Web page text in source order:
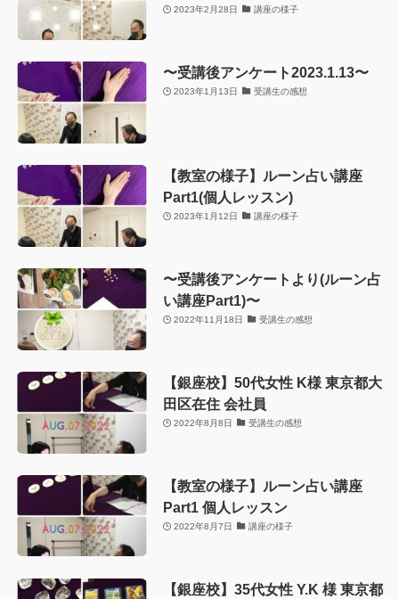
2023年2月28日 講座の様子
〜受講後アンケート2023.1.13〜
2023年1月13日 受講生の感想
【教室の様子】ルーン占い講座
Part1(個人レッスン)
2023年1月12日 講座の様子
〜受講後アンケートより(ルーン占
い講座Part1)〜
2022年11月18日 受講生の感想
【銀座校】50代女性 K様 東京都大
田区在住 会社員
2022年8月8日 受講生の感想
【教室の様子】ルーン占い講座
Part1 個人レッスン
2022年8月7日 講座の様子
【銀座校】35代女性 Y.K 様 東京都